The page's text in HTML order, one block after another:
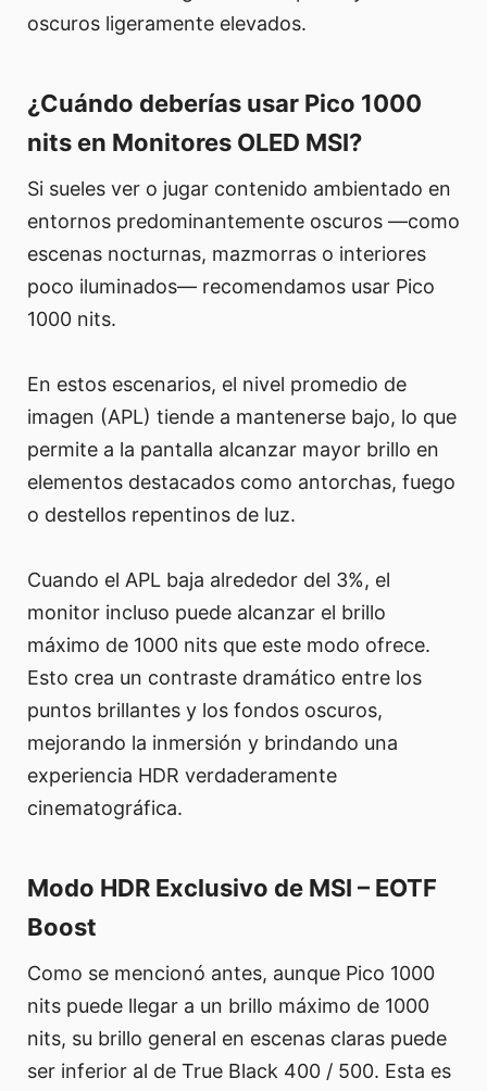
oscuros ligeramente elevados.
¿Cuándo deberías usar Pico 1000
nits en Monitores OLED MSI?
Si sueles ver o jugar contenido ambientado en
entornos predominantemente oscuros —como
escenas nocturnas, mazmorras o interiores
poco iluminados— recomendamos usar Pico
1000 nits.
En estos escenarios, el nivel promedio de
imagen (APL) tiende a mantenerse bajo, lo que
permite a la pantalla alcanzar mayor brillo en
elementos destacados como antorchas, fuego
o destellos repentinos de luz.
Cuando el APL baja alrededor del 3%, el
monitor incluso puede alcanzar el brillo
máximo de 1000 nits que este modo ofrece.
Esto crea un contraste dramático entre los
puntos brillantes y los fondos oscuros,
mejorando la inmersión y brindando una
experiencia HDR verdaderamente
cinematográfica.
Modo HDR Exclusivo de MSI – EOTF
Boost
Como se mencionó antes, aunque Pico 1000
nits puede llegar a un brillo máximo de 1000
nits, su brillo general en escenas claras puede
ser inferior al de True Black 400 / 500. Esta es